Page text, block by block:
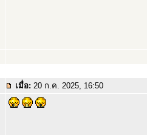
เมื่อ: 20 ก.ค. 2025, 16:50